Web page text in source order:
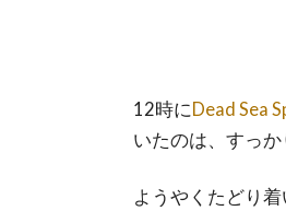
12時にDead Sea
いたのは、すっか
ようやくたどり